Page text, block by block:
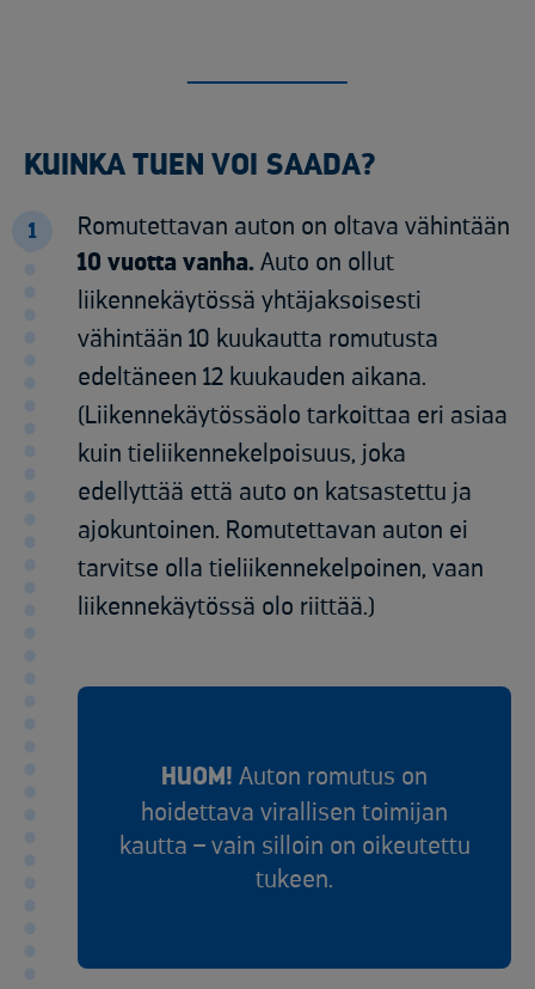
KUINKA TUEN VOI SAADA?
1
Romutettavan auton on oltava vähintään
10 vuotta vanha. Auto on ollut
liikennekäytössä yhtäjaksoisesti
vähintään 10 kuukautta romutusta
edeltäneen 12 kuukauden aikana.
(Liikennekäytössäolo tarkoittaa eri asiaa
kuin tieliikennekelpoisuus, joka
edellyttää että auto on katsastettu ja
ajokuntoinen. Romutettavan auton ei
tarvitse olla tieliikennekelpoinen, vaan
liikennekäytössä olo riittää.)
HUOM! Auton romutus on
hoidettava virallisen toimijan
kautta – vain silloin on oikeutettu
tukeen.